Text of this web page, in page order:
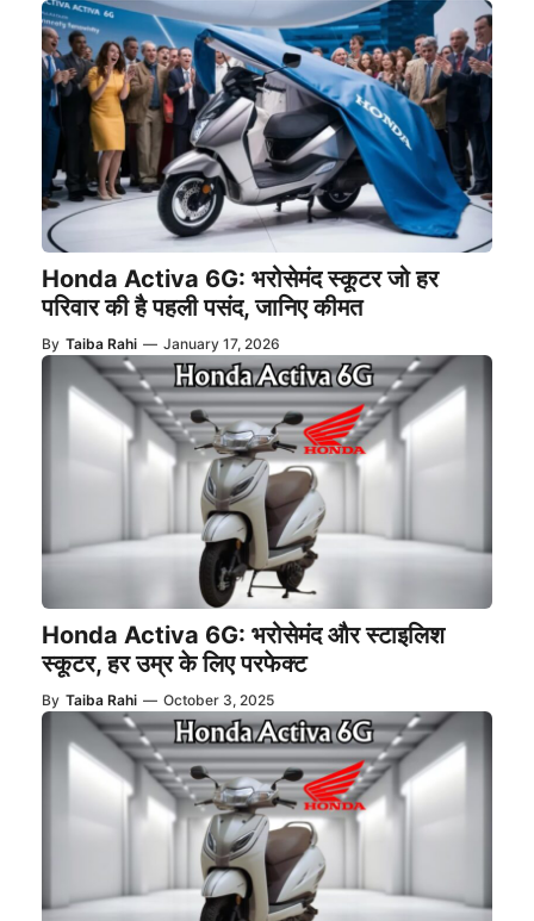
Honda Activa 6G: भरोसेमंद स्कूटर जो हर
परिवार की है पहली पसंद, जानिए कीमत
By Taiba Rahi — January 17, 2026
Honda Activa 6G: भरोसेमंद और स्टाइलिश
स्कूटर, हर उम्र के लिए परफेक्ट
By Taiba Rahi — October 3, 2025